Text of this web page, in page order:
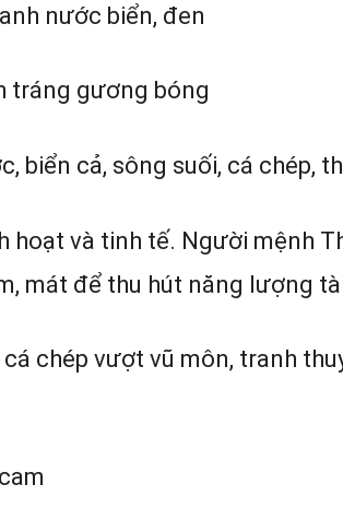
nước biển, đen
tráng gương bóng
biển cả, sông suối, cá chép,
hoạt và tinh tế. Người mệnh
mát để thu hút năng lượng
chép vượt vũ môn, tranh